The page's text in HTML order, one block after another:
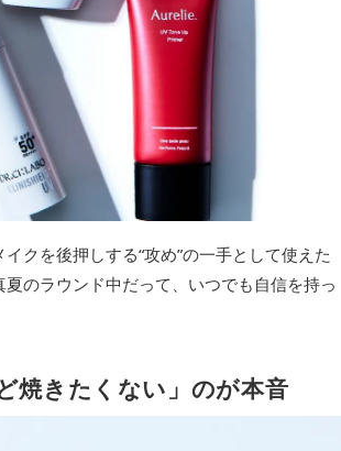
クを後押しする“攻め”の一手として使えた
のラウンド中だって、いつでも自信を持っ
焼きたくない」のが本音